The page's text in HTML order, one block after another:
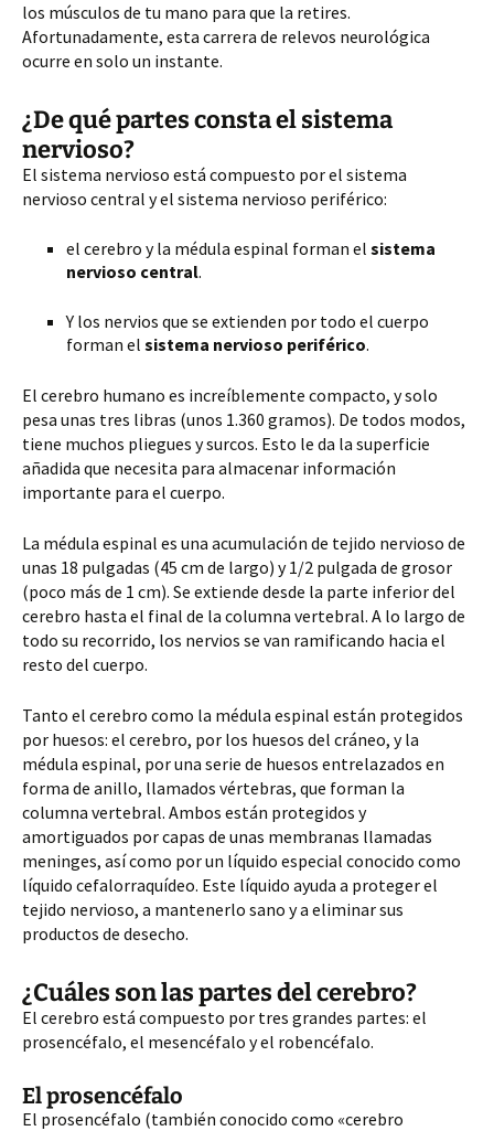
los músculos de tu mano para que la retires.
Afortunadamente, esta carrera de relevos neurológica
ocurre en solo un instante.
¿De qué partes consta el sistema
nervioso?
El sistema nervioso está compuesto por el sistema
nervioso central y el sistema nervioso periférico:
el cerebro y la médula espinal forman el sistema
nervioso central.
Y los nervios que se extienden por todo el cuerpo
forman el sistema nervioso periférico.
El cerebro humano es increíblemente compacto, y solo
pesa unas tres libras (unos 1.360 gramos). De todos modos,
tiene muchos pliegues y surcos. Esto le da la superficie
añadida que necesita para almacenar información
importante para el cuerpo.
La médula espinal es una acumulación de tejido nervioso de
unas 18 pulgadas (45 cm de largo) y 1/2 pulgada de grosor
(poco más de 1 cm). Se extiende desde la parte inferior del
cerebro hasta el final de la columna vertebral. A lo largo de
todo su recorrido, los nervios se van ramificando hacia el
resto del cuerpo.
Tanto el cerebro como la médula espinal están protegidos
por huesos: el cerebro, por los huesos del cráneo, y la
médula espinal, por una serie de huesos entrelazados en
forma de anillo, llamados vértebras, que forman la
columna vertebral. Ambos están protegidos y
amortiguados por capas de unas membranas llamadas
meninges, así como por un líquido especial conocido como
líquido cefalorraquídeo. Este líquido ayuda a proteger el
tejido nervioso, a mantenerlo sano y a eliminar sus
productos de desecho.
¿Cuáles son las partes del cerebro?
El cerebro está compuesto por tres grandes partes: el
prosencéfalo, el mesencéfalo y el robencéfalo.
El prosencéfalo
El prosencéfalo (también conocido como «cerebro